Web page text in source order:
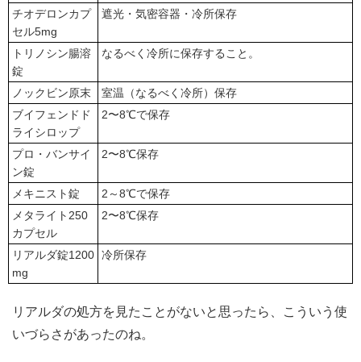
チオデロンカプ
セル5mg
遮光・気密容器・冷所保存
トリノシン腸溶
錠
なるべく冷所に保存すること。
ノックビン原末
室温（なるべく冷所）保存
ブイフェンドド
ライシロップ
2〜8℃で保存
プロ・バンサイ
ン錠
2〜8℃保存
メキニスト錠
2～8℃で保存
メタライト250
カプセル
2〜8℃保存
リアルダ錠1200
mg
冷所保存
リアルダの処方を見たことがないと思ったら、こういう使
いづらさがあったのね。